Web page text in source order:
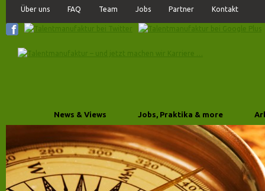
Über uns FAQ Team Jobs Partner Kontakt
News & Views Jobs, Praktika & more